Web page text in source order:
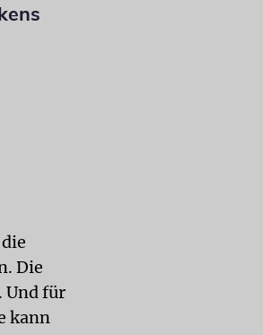
Die
Und für
kann